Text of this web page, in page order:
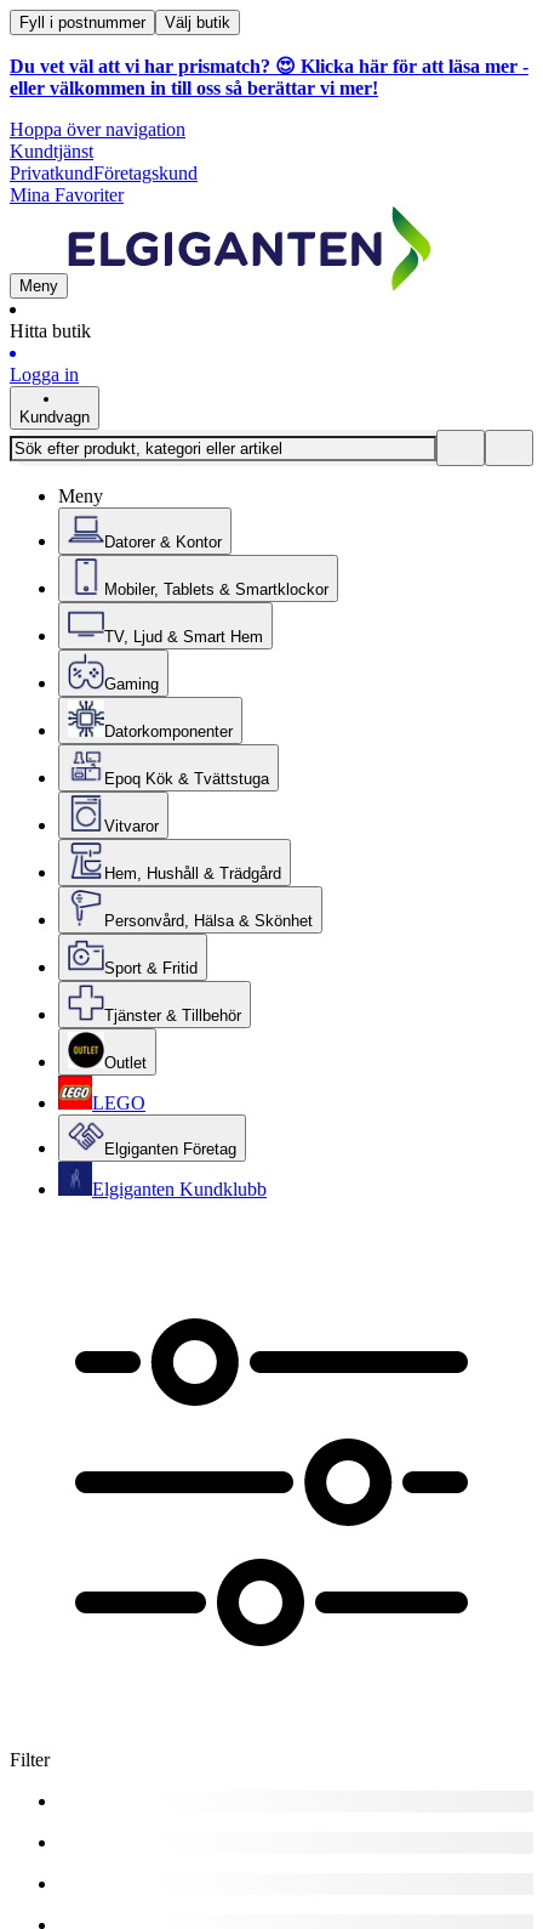
Fyll i postnummer Välj butik
Du vet väl att vi har prismatch? 😍 Klicka här för att läsa mer -
eller välkommen in till oss så berättar vi mer!
Hoppa över navigation
Kundtjänst
PrivatkundFöretagskund
Mina Favoriter
Meny
Hitta butik
Logga in
Kundvagn
Meny
Datorer & Kontor
Mobiler, Tablets & Smartklockor
TV, Ljud & Smart Hem
Gaming
Datorkomponenter
Epoq Kök & Tvättstuga
Vitvaror
Hem, Hushåll & Trädgård
Personvård, Hälsa & Skönhet
Sport & Fritid
Tjänster & Tillbehör
Outlet
LEGO
Elgiganten Företag
Elgiganten Kundklubb
Filter